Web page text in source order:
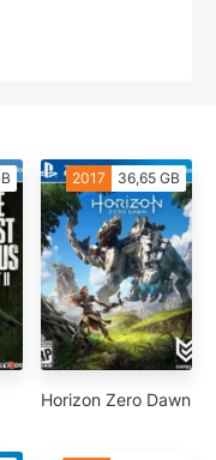
2017 36,65 GB
Horizon Zero Dawn